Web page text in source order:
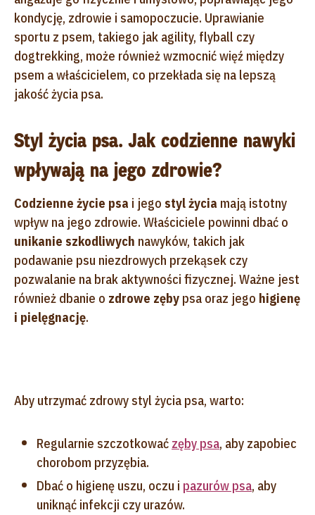
kondycję, zdrowie i samopoczucie. Uprawianie
sportu z psem, takiego jak agility, flyball czy
dogtrekking, może również wzmocnić więź między
psem a właścicielem, co przekłada się na lepszą
jakość życia psa.
Styl życia psa. Jak codzienne nawyki
wpływają na jego zdrowie?
Codzienne życie psa i jego styl życia mają istotny
wpływ na jego zdrowie. Właściciele powinni dbać o
unikanie szkodliwych nawyków, takich jak
podawanie psu niezdrowych przekąsek czy
pozwalanie na brak aktywności fizycznej. Ważne jest
również dbanie o zdrowe zęby psa oraz jego higienę
i pielęgnację.
Aby utrzymać zdrowy styl życia psa, warto:
Regularnie szczotkować zęby psa, aby zapobiec
chorobom przyzębia.
Dbać o higienę uszu, oczu i pazurów psa, aby
uniknąć infekcji czy urazów.